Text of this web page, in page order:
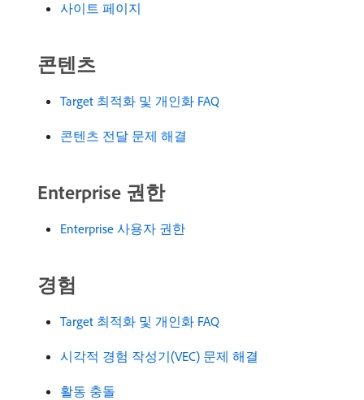
사이트 페이지
콘텐츠
Target 최적화 및 개인화 FAQ
콘텐츠 전달 문제 해결
Enterprise 권한
Enterprise 사용자 권한
경험
Target 최적화 및 개인화 FAQ
시각적 경험 작성기(VEC) 문제 해결
활동 충돌